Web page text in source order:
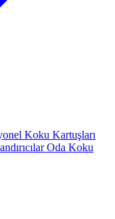
Koku Kartuşları
Oda Koku